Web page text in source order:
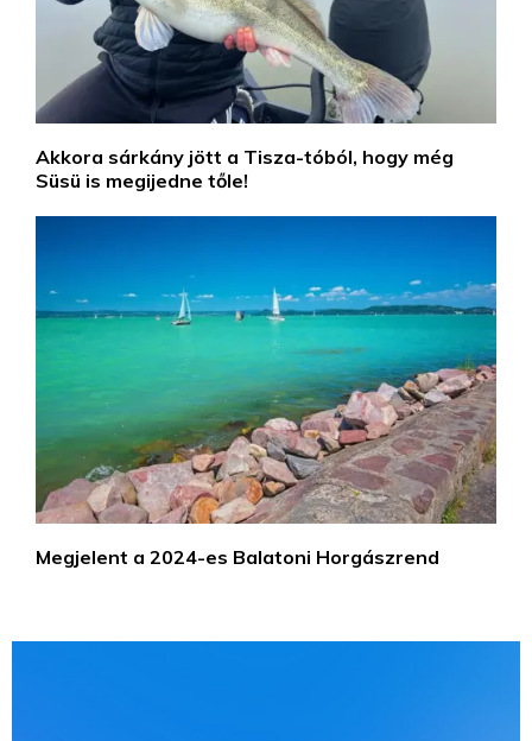
Akkora sárkány jött a Tisza-tóból, hogy még
Süsü is megijedne tőle!
Megjelent a 2024-es Balatoni Horgászrend